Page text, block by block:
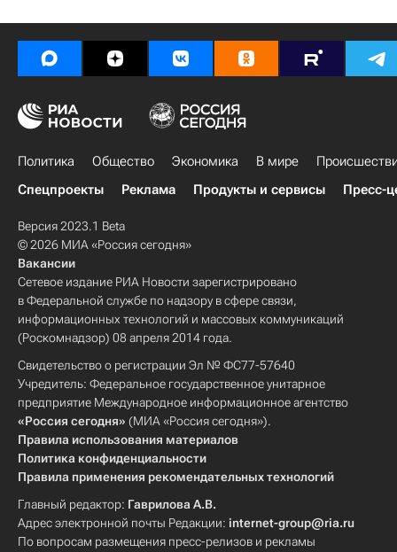
Политика Общество Экономика В мире
Спецпроекты
Реклама Продукты и сервисы Пресс-
Версия 2023.1 Beta
© 2026 МИА «Россия сегодня»
Вакансии
Сетевое издание РИА Новости зарегистрировано
в Федеральной службе по надзору в сфере связи,
информационных технологий и массовых коммуникаций
(Роскомнадзор) 08 апреля 2014 года.
Свидетельство о регистрации Эл № ФС77-57640
Учредитель: Федеральное государственное унитарное
предприятие Международное информационное агентство
«Россия сегодня» (МИА «Россия сегодня»).
Правила использования материалов
Политика конфиденциальности
Правила применения рекомендательных технологий
Главный редактор: Гаврилова А.В.
Адрес электронной почты Редакции: internet-group@ria.ru
По вопросам размещения пресс-релизов и рекламы